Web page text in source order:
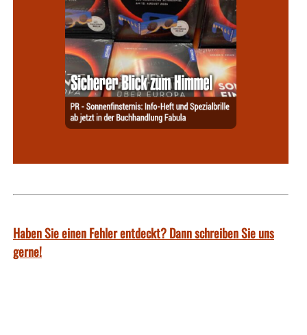
Haben Sie einen Fehler entdeckt? Dann schreiben Sie uns
gerne!